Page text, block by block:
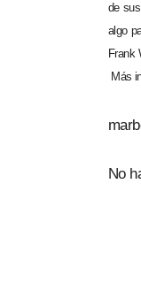
de
algo
Frank
Más
No